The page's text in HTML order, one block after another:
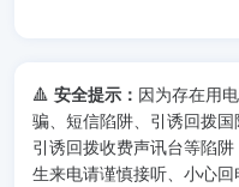
🔺 安全提示： 因为存在用
骗、短信陷阱、引诱回拨国
引诱回拨收费声讯台等陷
生来电请谨慎接听、小心